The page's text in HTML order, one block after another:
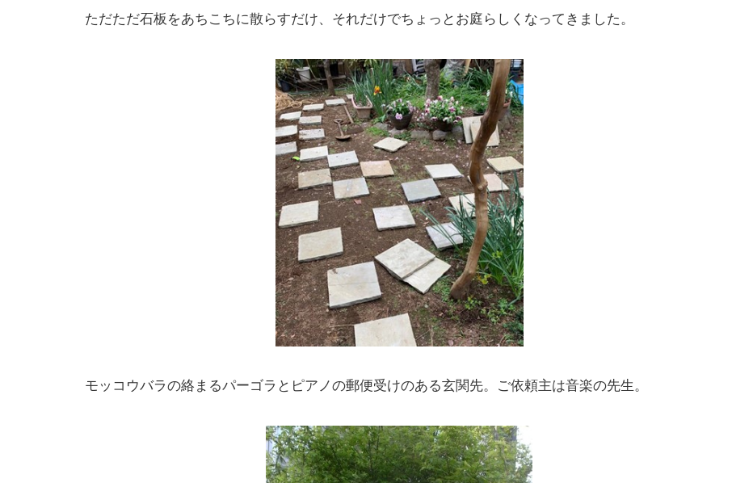
ただただ石板をあちこちに散らすだけ、それだけでちょっとお庭らしくなってきました。
モッコウバラの絡まるパーゴラとピアノの郵便受けのある玄関先。ご依頼主は音楽の先生。